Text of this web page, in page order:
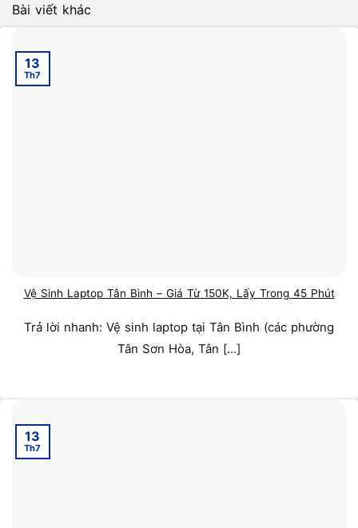
Bài viết khác
Vệ Sinh Laptop Tân Bình – Giá Từ 150K, Lấy Trong 45 Phút
Trả lời nhanh: Vệ sinh laptop tại Tân Bình (các phường
Tân Sơn Hòa, Tân [...]
13
Th7
13
Th7